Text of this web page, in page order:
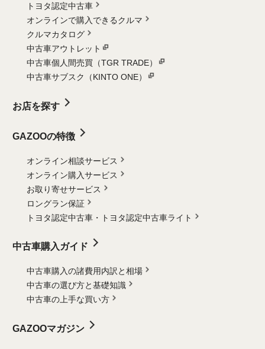
トヨタ認定中古車
オンラインで購入できるクルマ
クルマカタログ
中古車アウトレット
中古車個人間売買（TGR TRADE）
中古車サブスク（KINTO ONE）
お店を探す
GAZOOの特徴
オンライン相談サービス
オンライン購入サービス
お取り寄せサービス
ロングラン保証
トヨタ認定中古車・
トヨタ認定中古車ライト
中古車購入ガイド
中古車購入の諸費用内訳と相場
中古車の選び方と基礎知識
中古車の上手な買い方
GAZOOマガジン